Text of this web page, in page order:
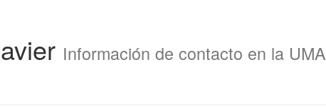
Información de contacto en la UMA